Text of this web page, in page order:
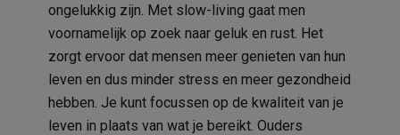
ongelukkig zijn. Met slow-living gaat men
voornamelijk op zoek naar geluk en rust. Het
zorgt ervoor dat mensen meer genieten van hun
leven en dus minder stress en meer gezondheid
hebben. Je kunt focussen op de kwaliteit van je
leven in plaats van wat je bereikt. Ouders